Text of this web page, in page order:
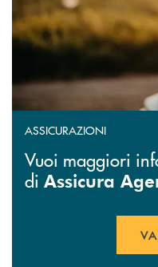
ASSICURAZIONI
Vuoi maggiori
di Assicura